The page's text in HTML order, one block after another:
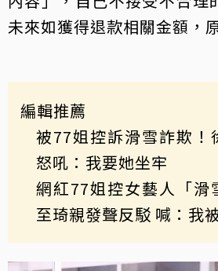
未來如獲得退款相關金額，
編輯推薦
被77姐控訴滑雪詐欺！
怒吼：我要她坐牢
網紅77姐控女藝人「滑
至琦親發聲反駁 喊：我